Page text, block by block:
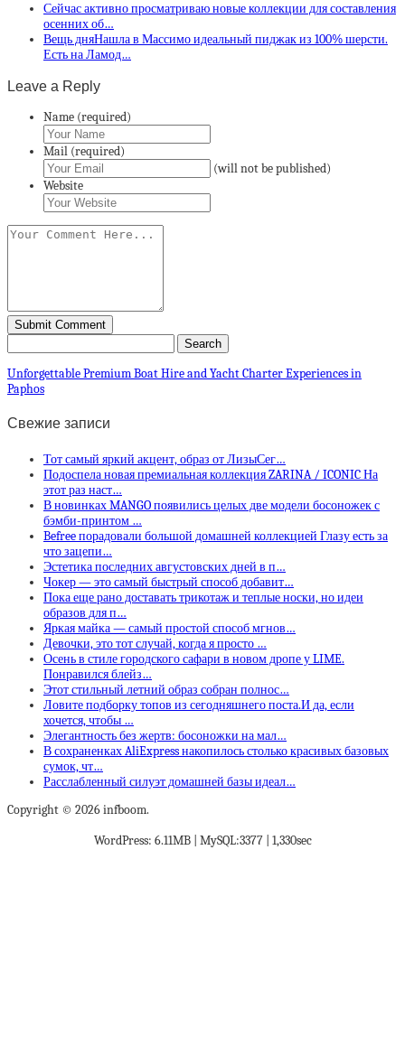
Сейчас активно просматриваю новые коллекции для составления
осенних об…
Вещь дняНашла в Массимо идеальный пиджак из 100% шерсти.
Есть на Ламод…
Leave a Reply
Name (required)
Mail (required)
(will not be published)
Website
Unforgettable Premium Boat Hire and Yacht Charter Experiences in
Paphos
Свежие записи
Тот самый яркий акцент, образ от ЛизыСег…
Подоспела новая премиальная коллекция ZARINA / ICONIC На
этот раз наст…
В новинках MANGO появились целых две модели босоножек с
бэмби-принтом …
Befree порадовали большой домашней коллекцией Глазу есть за
что зацепи…
Эстетика последних августовских дней в п…
Чокер — это самый быстрый способ добавит…
Пока еще рано доставать трикотаж и теплые носки, но идеи
образов для п…
Яркая майка — самый простой способ мгнов…
Девочки, это тот случай, когда я просто …
Осень в стиле городского сафари в новом дропе у LIME.
Понравился блейз…
Этот стильный летний образ собран полнос…
Ловите подборку топов из сегодняшнего поста.И да, если
хочется, чтобы …
Элегантность без жертв: босоножки на мал…
В сохраненках AliExpress накопилось столько красивых базовых
сумок, чт…
Расслабленный силуэт домашней базы идеал…
Copyright © 2026 infboom.
WordPress: 6.11MB | MySQL:3377 | 1,330sec